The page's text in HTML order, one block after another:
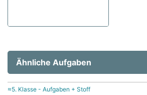
Ähnliche Aufgaben
≈5. Klasse - Aufgaben + Stoff